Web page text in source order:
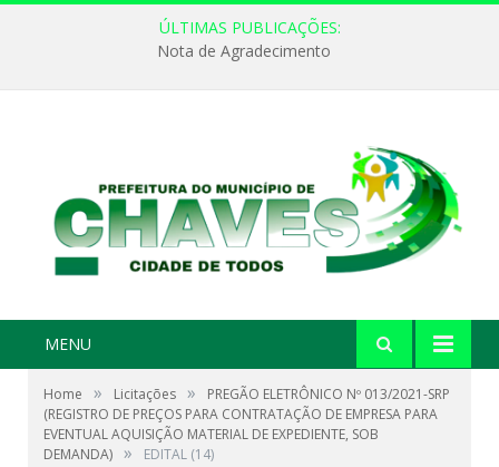
ÚLTIMAS PUBLICAÇÕES:
Nota de Agradecimento
MENU
Home » Licitações »
PREGÃO ELETRÔNICO Nº 013/2021-SRP
(REGISTRO DE PREÇOS PARA CONTRATAÇÃO DE EMPRESA PARA
EVENTUAL AQUISIÇÃO MATERIAL DE EXPEDIENTE, SOB
DEMANDA) » EDITAL (14)